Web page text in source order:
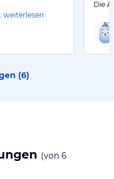
weiterlesen
Die
(6)
(von 6